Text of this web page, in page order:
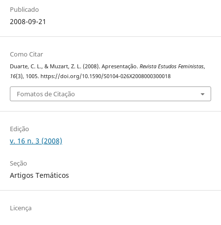
Publicado
2008-09-21
Como Citar
Duarte, C. L., & Muzart, Z. L. (2008). Apresentação. Revista Estudos Feministas,
16(3), 1005. https://doi.org/10.1590/S0104-026X2008000300018
Fomatos de Citação
Edição
v. 16 n. 3 (2008)
Seção
Artigos Temáticos
Licença